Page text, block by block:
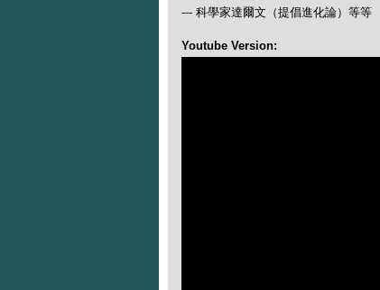
--- 科學家達爾文（提倡進化論）等等
Youtube Version: